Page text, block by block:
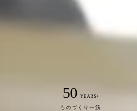
50 YEARS+
ものづくり一筋